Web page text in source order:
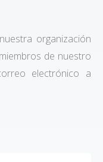
organización
de nuestro
electrónico a